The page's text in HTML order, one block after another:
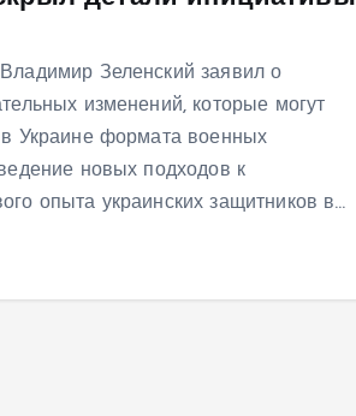
Зеленский заявил о
изменений, которые могут
в Украине формата военных
новых подходов к
опыта украинских защитников в…